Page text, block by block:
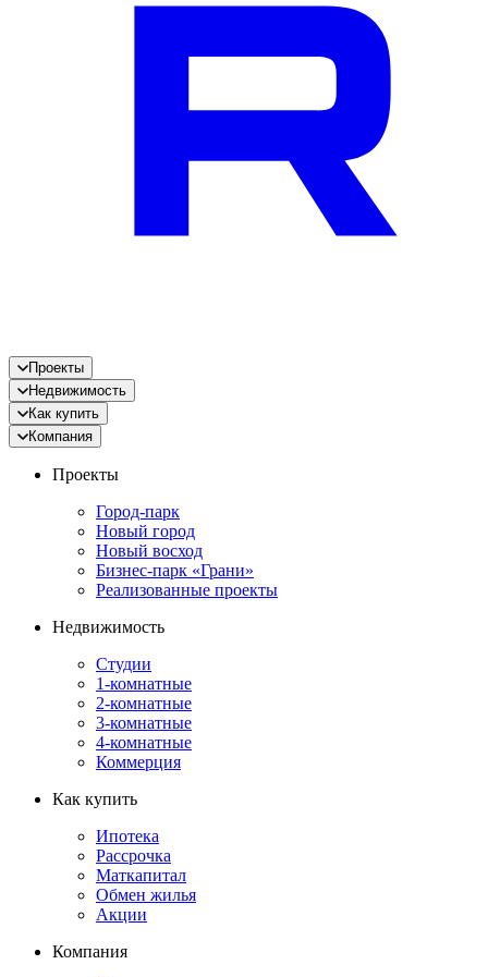
Проекты
Недвижимость
Как купить
Компания
Проекты
Город-парк
Новый город
Новый восход
Бизнес-парк «Грани»
Реализованные проекты
Недвижимость
Студии
1-комнатные
2-комнатные
3-комнатные
4-комнатные
Коммерция
Как купить
Ипотека
Рассрочка
Маткапитал
Обмен жилья
Акции
Компания